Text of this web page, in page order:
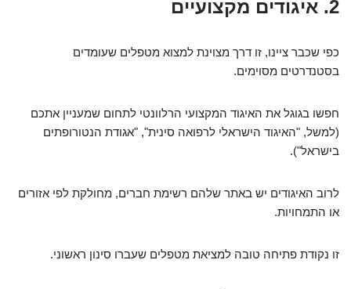
2. איגודים מקצועיים
כפי שכבר ציינו, זו דרך מצוינת למצוא מטפלים שעומדים
בסטנדרטים מסוימים.
חפשו בגוגל את האיגוד המקצועי הרלוונטי לתחום שמעניין אתכם
(למשל, "האיגוד הישראלי לרפואה סינית", "אגודת הנטורופתים
בישראל").
לרוב האיגודים יש באתר שלהם רשימת חברים, מחולקת לפי אזורים
או התמחויות.
זו נקודת פתיחה טובה למציאת מטפלים שעברו סינון ראשוני.